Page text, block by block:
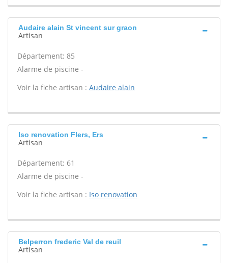
Audaire alain St vincent sur graon
Artisan
Département: 85
Alarme de piscine -
Voir la fiche artisan : Audaire alain
Iso renovation Flers, Ers
Artisan
Département: 61
Alarme de piscine -
Voir la fiche artisan : Iso renovation
Belperron frederic Val de reuil
Artisan